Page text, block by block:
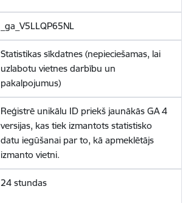
_ga_V5LLQP65NL
Statistikas sīkdatnes (nepieciešamas, lai
uzlabotu vietnes darbību un
pakalpojumus)
Reģistrē unikālu ID priekš jaunākās GA 4
versijas, kas tiek izmantots statistisko
datu iegūšanai par to, kā apmeklētājs
izmanto vietni.
24 stundas